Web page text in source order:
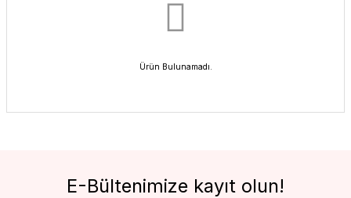
Ürün Bulunamadı.
E-Bültenimize kayıt olun!